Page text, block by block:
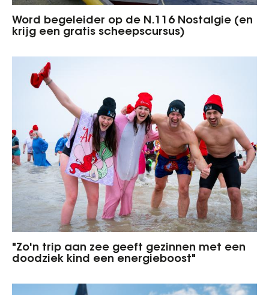
Word begeleider op de N.116 Nostalgie (en
krijg een gratis scheepscursus)
"Zo'n trip aan zee geeft gezinnen met een
doodziek kind een energieboost"